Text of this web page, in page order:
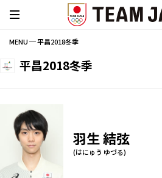
MENU ─ 平昌2018冬季
平昌2018冬季
羽生 結弦
(はにゅう ゆづる)